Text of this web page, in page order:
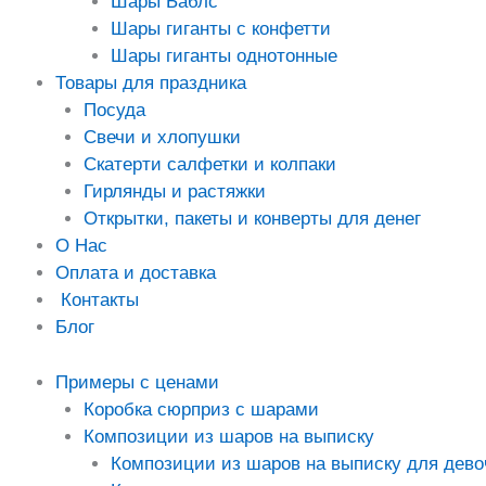
Шары гиганты с конфетти
Шары гиганты однотонные
Товары для праздника
Посуда
Свечи и хлопушки
Скатерти салфетки и колпаки
Гирлянды и растяжки
Открытки, пакеты и конверты для денег
О Нас
Оплата и доставка
Контакты
Блог
Примеры с ценами
Коробка сюрприз с шарами
Композиции из шаров на выписку
Композиции из шаров на выписку для